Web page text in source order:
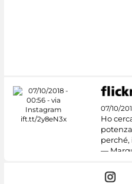
07/10/
Ho
perché,
—